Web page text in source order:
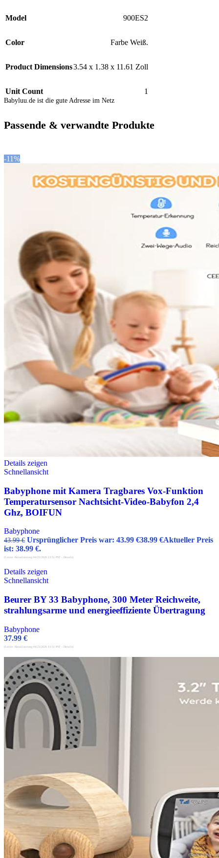
Model 900ES2
Color Farbe Weiß.
Product Dimensions3.54 x 1.38 x 11.61 Zoll
Unit Count 1
Babyluu.de ist die gute Adresse im Netz
Passende & verwandte Produkte
-11%
Details zeigen
Schnellansicht
Babyphone mit Kamera Tragbares Vox-Funktion
Temperatursensor Nachtsicht-Video-Babyfon 2,4
Ghz, BOIFUN
Babyphone
43.99€ Ursprünglicher Preis war: 43.99 €38.99 €Aktueller Preis
ist: 38.99 €.
(Letzte Aktualisierung 04/23/2026 13:51 PST - Details)
Details zeigen
Schnellansicht
Beurer BY 33 Babyphone, 300 Meter Reichweite,
strahlungsarme und energieeffiziente Übertragung
Babyphone
37.99 €
(Letzte Aktualisierung 04/23/2026 13:51 PST - Details)